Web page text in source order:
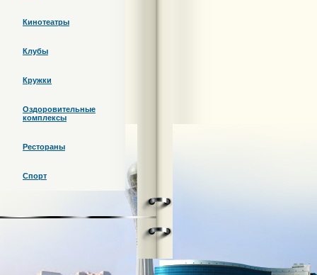
Кинотеатры
Клубы
Кружки
Оздоровительные
комплексы
Рестораны
Спорт